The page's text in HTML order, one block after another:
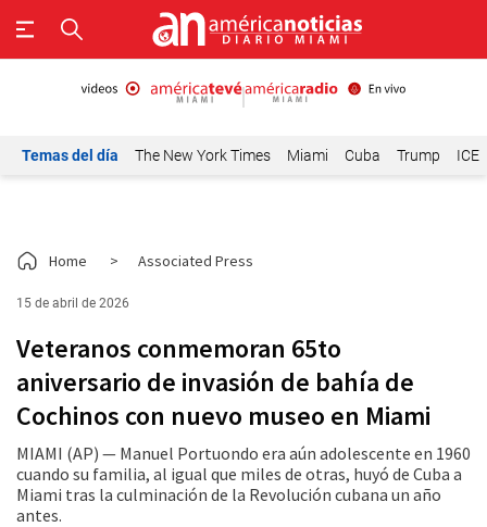
Temas del día The New York Times Miami Cuba Trump ICE
Home > Associated Press
15 de abril de 2026
Veteranos conmemoran 65to
aniversario de invasión de bahía de
Cochinos con nuevo museo en Miami
MIAMI (AP) — Manuel Portuondo era aún adolescente en 1960
cuando su familia, al igual que miles de otras, huyó de Cuba a
Miami tras la culminación de la Revolución cubana un año
antes.